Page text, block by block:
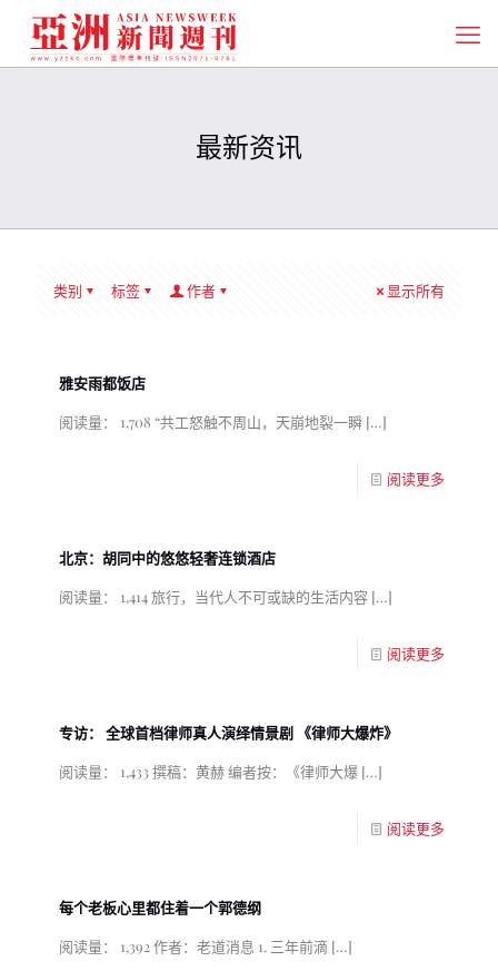
最新资讯
类别 标签 作者 显示所有
雅安雨都饭店
阅读量： 1,708 “共工怒触不周山，天崩地裂一瞬 […]
阅读更多
北京：胡同中的悠悠轻奢连锁酒店
阅读量： 1,414 旅行，当代人不可或缺的生活内容 […]
阅读更多
专访： 全球首档律师真人演绎情景剧 《律师大爆炸》
阅读量： 1,433 撰稿：黄赫 编者按：《律师大爆 […]
阅读更多
每个老板心里都住着一个郭德纲
阅读量： 1,392 作者：老道消息 1. 三年前滴 […]